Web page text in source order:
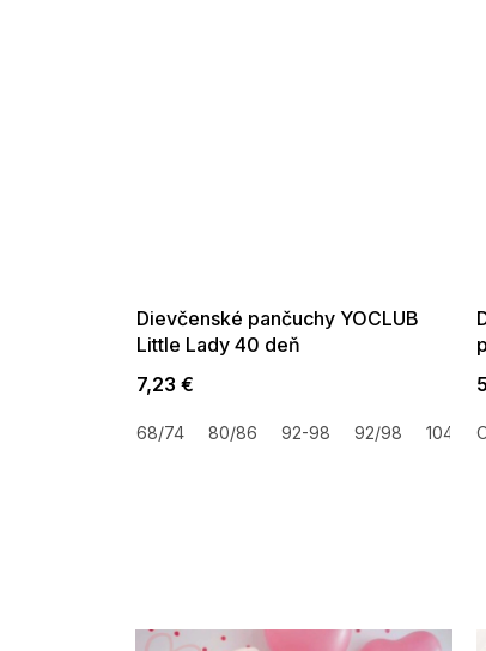
Dievčenské pančuchy YOCLUB
Little Lady 40 deň
7,23 €
68/74 80/86 92-98 92/98 104/110